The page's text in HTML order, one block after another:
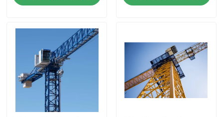
Über uns
Fabrik Tour